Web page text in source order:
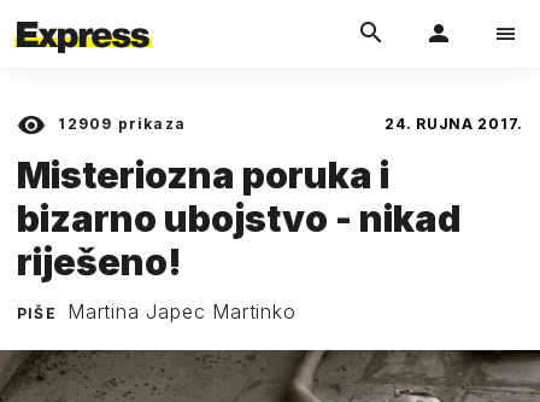
12909 prikaza 24. RUJNA 2017.
Misteriozna poruka i
bizarno ubojstvo - nikad
riješeno!
PIŠE Martina Japec Martinko